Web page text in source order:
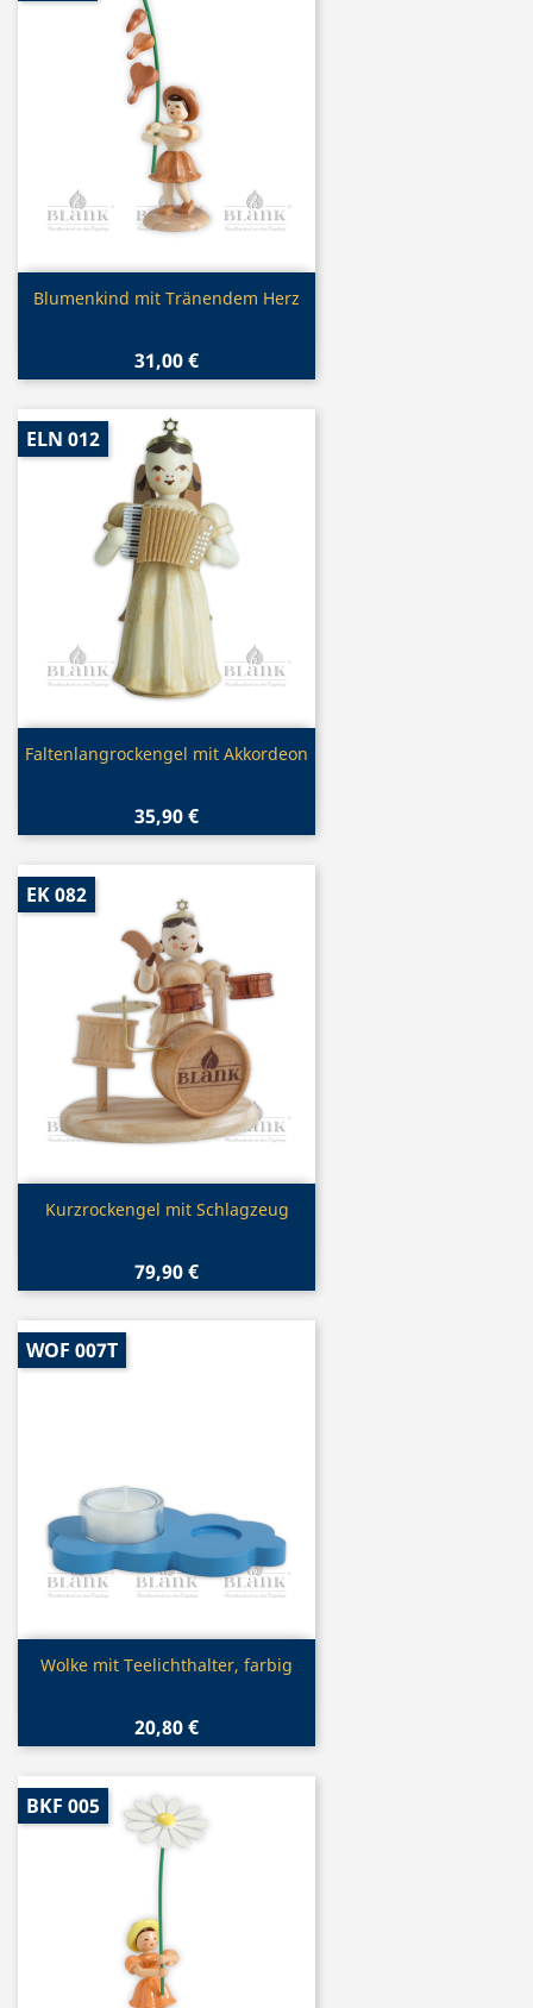
 Vorschau
Blumenkind mit Tränendem Herz
31,00 €
Vorschau
Faltenlangrockengel mit Akkordeon
35,90 €
ELN 012
Vorschau
Kurzrockengel mit Schlagzeug
79,90 €
EK 082
Vorschau
Wolke mit Teelichthalter, farbig
20,80 €
WOF 007T
BKF 005